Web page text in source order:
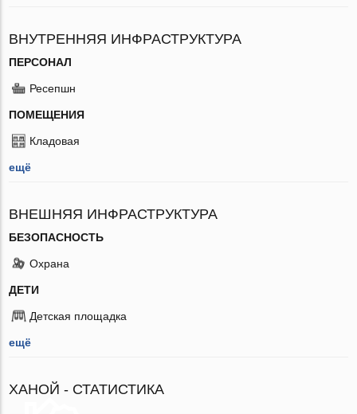
ВНУТРЕННЯЯ ИНФРАСТРУКТУРА
ПЕРСОНАЛ
Ресепшн
ПОМЕЩЕНИЯ
Кладовая
ещё
ВНЕШНЯЯ ИНФРАСТРУКТУРА
БЕЗОПАСНОСТЬ
Охрана
ДЕТИ
Детская площадка
ещё
ХАНОЙ - СТАТИСТИКА